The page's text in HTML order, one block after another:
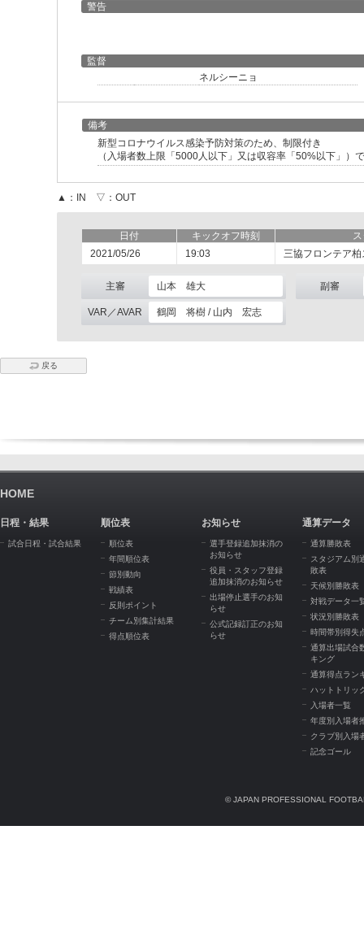
警告
監督
ネルシーニョ
備考
新型コロナウイルス感染予防対策のため、制限付き
（入場者数上限「5000人以下」又は収容率「50%以下」）
▲：IN ▽：OUT
日付 キックオフ時刻
2021/05/26
19:03 三協フロンテア
主審 山本 雄大 副審
VAR／AVAR 鶴岡 将樹 / 山内 宏志
戻る
HOME
日程・結果
試合日程・試合結果
順位表
順位表
年間順位表
節別動向
戦績表
反則ポイント
チーム別集計結果
得点順位表
お知らせ
選手登録追加抹消の
お知らせ
役員・スタッフ登録
追加抹消のお知らせ
出場停止選手のお知
らせ
公式記録訂正のお知
らせ
通算データ
通算勝敗表
スタジアム別
敗表
天候別勝敗表
対戦データ一
状況別勝敗表
時間帯別得失
通算出場試合
キング
通算得点ラン
ハットトリッ
入場者一覧
年度別入場者
クラブ別入場
記念ゴール
© JAPAN PROFESSIONAL